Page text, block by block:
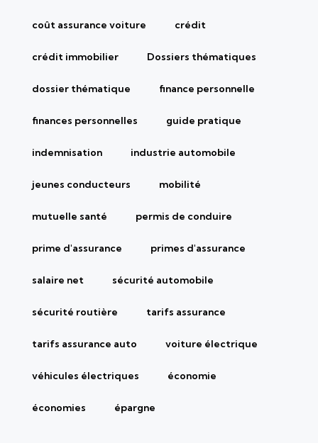
coût assurance voiture crédit
crédit immobilier Dossiers thématiques
dossier thématique finance personnelle
finances personnelles guide pratique
indemnisation industrie automobile
jeunes conducteurs mobilité
mutuelle santé permis de conduire
prime d'assurance primes d'assurance
salaire net sécurité automobile
sécurité routière tarifs assurance
tarifs assurance auto voiture électrique
véhicules électriques économie
économies épargne